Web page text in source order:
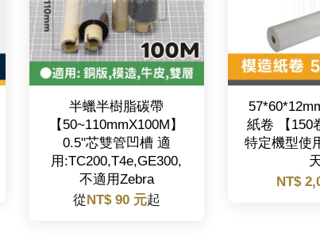
半蠟半樹脂碳帶
【50~110mmX100M】
0.5"芯雙管凹槽 適
用:TC200,T4e,GE300,
不適用Zebra
從NT$ 90 元起
紙卷 【150
特定機型使
NT$